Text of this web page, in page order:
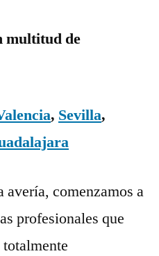
multitud de
, Sevilla,
comenzamos a
profesionales que